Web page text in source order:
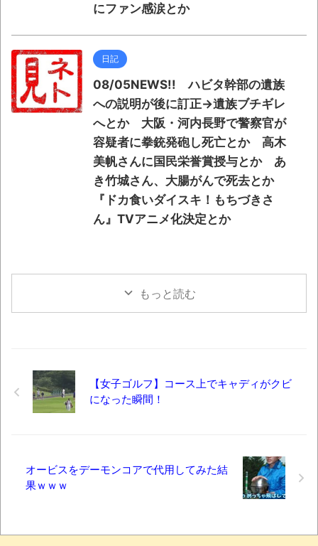
にファン感涙とか
日記
08/05NEWS!! ハビタ幹部の遺族
への説明が後に訂正→遺族ブチギレ
へとか 大阪・河内長野で警察官が
容疑者に拳銃発砲し死亡とか 高木
美帆さんに国民栄誉賞授与とか あ
き竹城さん、大腸がんで死去とか
『ドカ食いダイスキ！もちづきさ
ん』TVアニメ化決定とか
もっと読む
【女子ゴルフ】コース上でキャディがクビ
になった瞬間！
オービスをデーモンコアで代用してみた結
果ｗｗｗ